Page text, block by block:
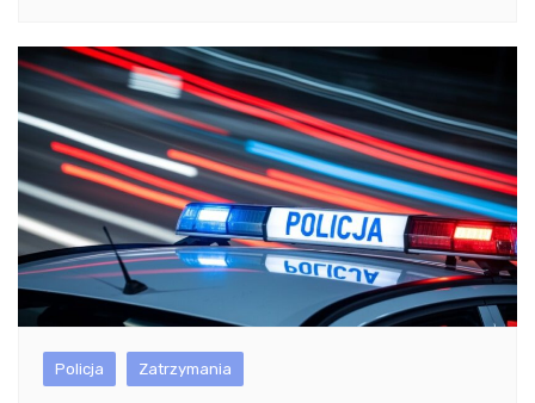
Policja Zatrzymania